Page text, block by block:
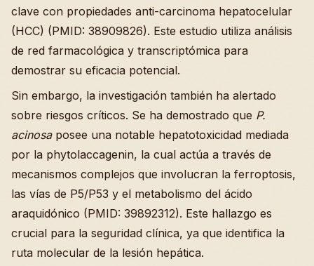
clave con propiedades anti-carcinoma hepatocelular
(HCC) (PMID: 38909826). Este estudio utiliza análisis
de red farmacológica y transcriptómica para
demostrar su eficacia potencial.
Sin embargo, la investigación también ha alertado
sobre riesgos críticos. Se ha demostrado que P.
acinosaposee una notable hepatotoxicidad mediada
por la phytolaccagenin, la cual actúa a través de
mecanismos complejos que involucran la ferroptosis,
las vías de P5/P53 y el metabolismo del ácido
araquidónico (PMID: 39892312). Este hallazgo es
crucial para la seguridad clínica, ya que identifica la
ruta molecular de la lesión hepática.